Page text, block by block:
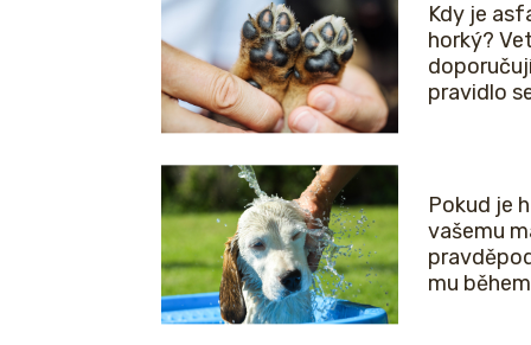
Kdy je
horký?
pravidlo
Pokud je
vašemu
mu